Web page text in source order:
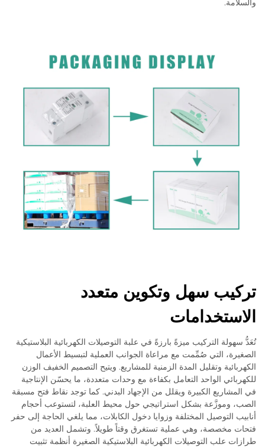
والسلامة.
تركيب سهل وتكوين متعدد
الاستخدامات
تُعَدُّ سهولة التركيب ميزةً بارزةً في علبة التوصيلات الكهربائية البلاستيكية
الصغيرة، التي صُمِّمت مع مراعاة الجوانب العملية لتبسيط الأعمال
الكهربائية وتقليل المدة الزمنية للمشاريع. ويتيح التصميم الخفيف الوزن
للكهربائي الواحد التعامل بكفاءة مع وحدات متعددة، ما يحسّن الإنتاجية
في المشاريع الكبيرة ويقلل من الإجهاد البدني. كما توجد نقاط فتح مسبقة
الصب، وموزَّعة بشكل استراتيجي حول محيط العلبة، لتستوعب أحجام
أنابيب التوصيل المختلفة وزوايا دخول الكابلات، مما يلغي الحاجة إلى حفر
فتحات مخصصة، وهي عملية تستغرق وقتاً طويلاً. وتشمل العديد من
طرازات علب التوصيلات الكهربائية البلاستيكية الصغيرة أنظمة تثبيت